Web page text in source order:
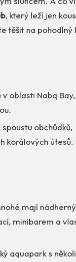
, který leží jen
těšit na pohodlný
oblasti Nabq Bay,
obchůdků,
korálových útesů.
mají nádherný
minibarem a
aquapark s